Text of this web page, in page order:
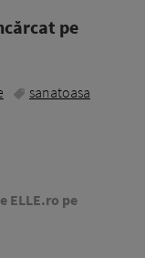
pe
sanatoasa
ELLE.ro pe